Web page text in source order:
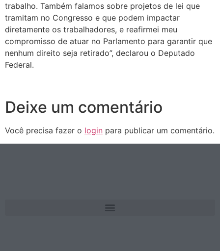
trabalho. Também falamos sobre projetos de lei que
tramitam no Congresso e que podem impactar
diretamente os trabalhadores, e reafirmei meu
compromisso de atuar no Parlamento para garantir que
nenhum direito seja retirado”, declarou o Deputado
Federal.
Deixe um comentário
Você precisa fazer o login para publicar um comentário.